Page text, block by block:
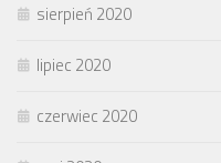
sierpień 2020
lipiec 2020
czerwiec 2020